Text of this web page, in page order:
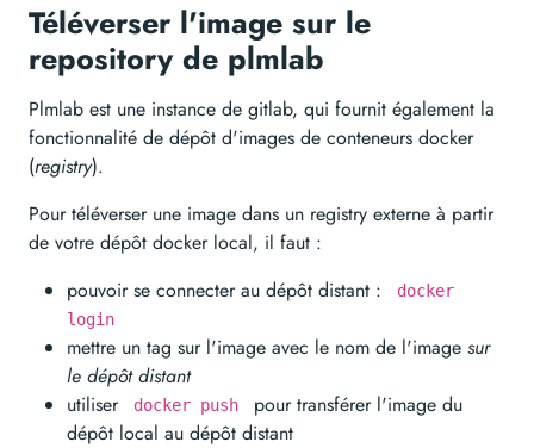
Téléverser l'image sur le
repository de plmlab
Plmlab est une instance de gitlab, qui fournit également la
fonctionnalité de dépôt d'images de conteneurs docker
(registry).
Pour téléverser une image dans un registry externe à partir
de votre dépôt docker local, il faut :
pouvoir se connecter au dépôt distant :
docker
login
mettre un tag sur l'image avec le nom de l'image sur
le dépôt distant
utiliser
docker push
pour transférer l'image du
dépôt local au dépôt distant